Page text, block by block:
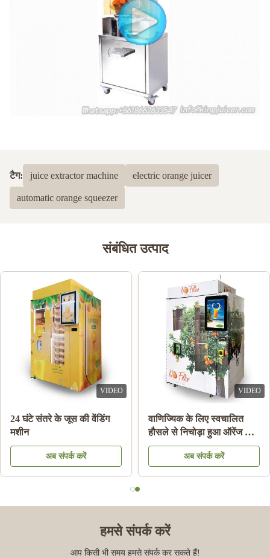
टैग: juice extractor machine electric orange juicer
automatic orange squeezer
संबंधित उत्पाद
VIDEO
टैंक आइस स्लश मशीन
ड्रिंक बेवरेज मिल्क
कॉकटेल
अब संपर्क करें
VIDEO
नोट भुगतान ऑरेंज जूस वेंडिंग
मशीन कूलिंग सिस्टम के साथ
अब संपर्क करें
हमसे संपर्क करें
आप किसी भी समय हमसे संपर्क कर सकते हैं!